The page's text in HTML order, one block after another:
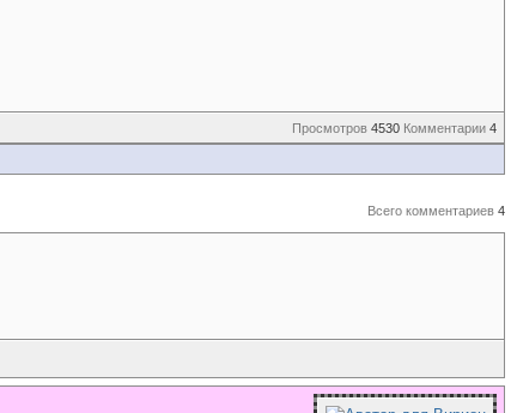
Просмотров 4530 Комментарии 4
Всего комментариев 4